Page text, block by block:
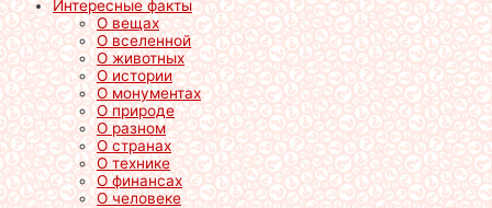
Интересные факты
О вещах
О вселенной
О животных
О истории
О монументах
О природе
О разном
О странах
О технике
О финансах
О человеке